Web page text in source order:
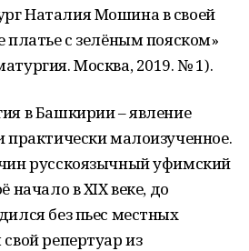
Наталия Мошина в своей
платье с зелёным пояском»
Москва, 2019. № 1).
в Башкирии – явление
практически малоизученное.
русскоязычный уфимский
начало в ХIХ веке, до
без пьес местных
репертуар из